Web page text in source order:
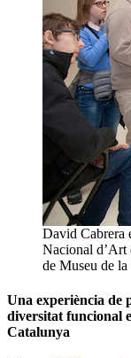
David Cabrera
Nacional d’Art
de Museu de
Una experiència de
diversitat funcional
Catalunya